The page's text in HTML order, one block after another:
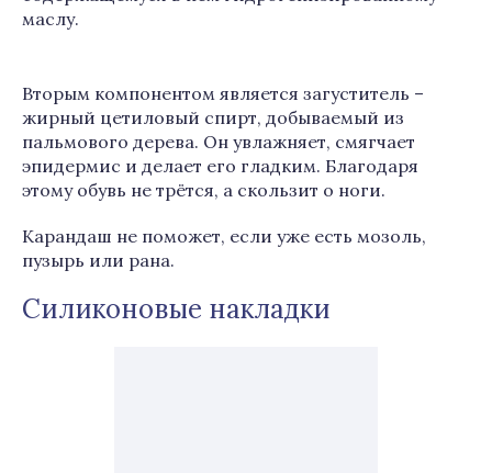
маслу.
Вторым компонентом является загуститель –
жирный цетиловый спирт, добываемый из
пальмового дерева. Он увлажняет, смягчает
эпидермис и делает его гладким. Благодаря
этому обувь не трётся, а скользит о ноги.
Карандаш не поможет, если уже есть мозоль,
пузырь или рана.
Силиконовые накладки